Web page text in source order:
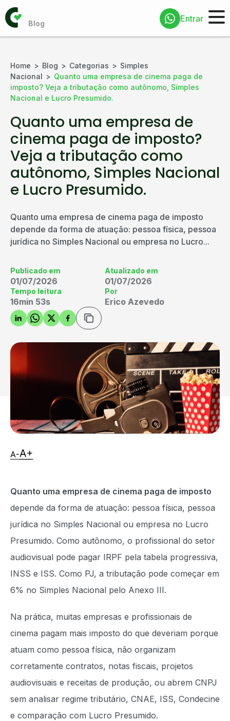
Entrar
Home Blog Categorias
Simples
Nacional
Quanto uma empresa de cinema paga de
imposto? Veja a tributação como autônomo, Simples
Nacional e Lucro Presumido.
Quanto uma empresa de
cinema paga de imposto?
Veja a tributação como
autônomo, Simples Nacional
e Lucro Presumido.
Quanto uma empresa de cinema paga de imposto
depende da forma de atuação: pessoa física, pessoa
jurídica no Simples Nacional ou empresa no Lucro...
Publicado em
01/07/2026
Atualizado em
01/07/2026
Tempo leitura
16min 53s
Por
Erico Azevedo
Quanto uma empresa de cinema paga de imposto
depende da forma de atuação: pessoa física, pessoa
jurídica no Simples Nacional ou empresa no Lucro
Presumido. Como autônomo, o profissional do setor
audiovisual pode pagar IRPF pela tabela progressiva,
INSS e ISS. Como PJ, a tributação pode começar em
6% no Simples Nacional pelo Anexo III.
Na prática, muitas empresas e profissionais de
cinema pagam mais imposto do que deveriam porque
atuam como pessoa física, não organizam
corretamente contratos, notas fiscais, projetos
audiovisuais e receitas de produção, ou abrem CNPJ
sem analisar regime tributário, CNAE, ISS, Condecine
e comparação com Lucro Presumido.